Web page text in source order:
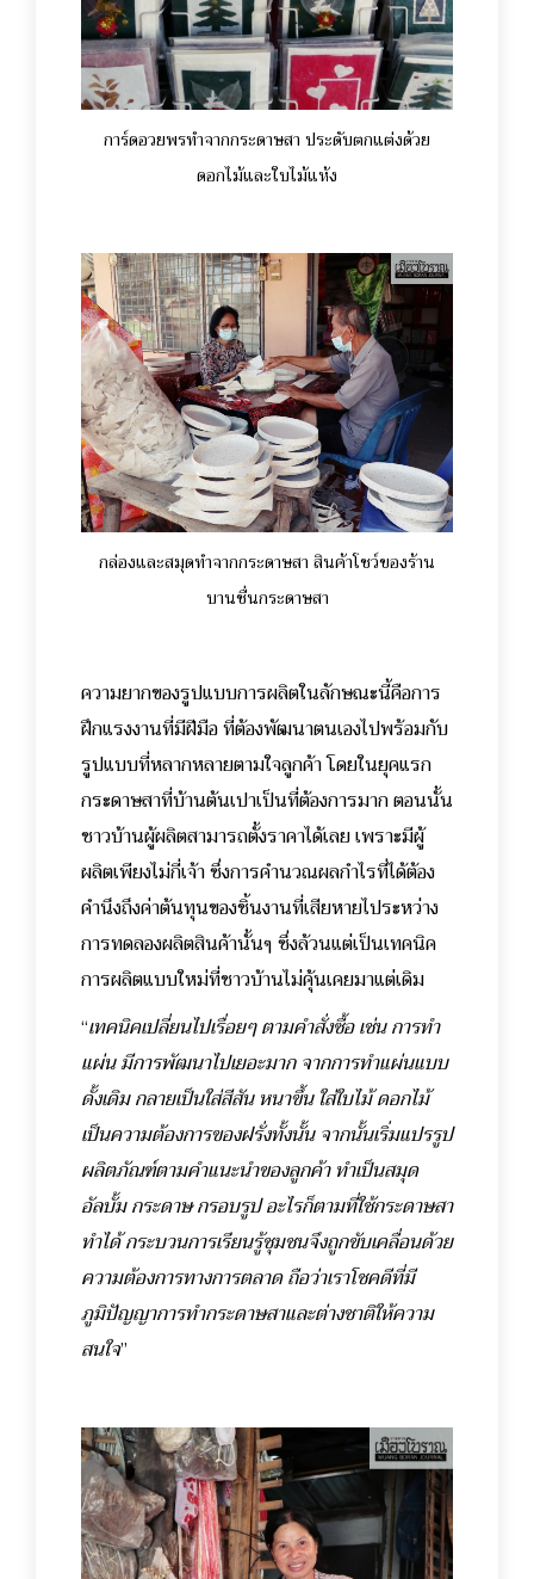
การ์ดอวยพรทำจากกระดาษสา ประดับตกแต่งด้วย
ดอกไม้และใบไม้แห้ง
กล่องและสมุดทำจากกระดาษสา สินค้าโชว์ของร้าน
บานชื่นกระดาษสา
ความยากของรูปแบบการผลิตในลักษณะนี้คือการ
ฝึกแรงงานที่มีฝีมือ ที่ต้องพัฒนาตนเองไปพร้อมกับ
รูปแบบที่หลากหลายตามใจลูกค้า โดยในยุคแรก
กระดาษสาที่บ้านต้นเปาเป็นที่ต้องการมาก ตอนนั้น
ชาวบ้านผู้ผลิตสามารถตั้งราคาได้เลย เพราะมีผู้
ผลิตเพียงไม่กี่เจ้า ซึ่งการคำนวณผลกำไรที่ได้ต้อง
คำนึงถึงค่าต้นทุนของชิ้นงานที่เสียหายไประหว่าง
การทดลองผลิตสินค้านั้นๆ ซึ่งล้วนแต่เป็นเทคนิค
การผลิตแบบใหม่ที่ชาวบ้านไม่คุ้นเคยมาแต่เดิม
“เทคนิคเปลี่ยนไปเรื่อยๆ ตามคำสั่งซื้อ เช่น การทำ
แผ่น มีการพัฒนาไปเยอะมาก จากการทำแผ่นแบบ
ดั้งเดิม กลายเป็นใส่สีสัน หนาขึ้น ใส่ใบไม้ ดอกไม้
เป็นความต้องการของฝรั่งทั้งนั้น จากนั้นเริ่มแปรรูป
ผลิตภัณฑ์ตามคำแนะนำของลูกค้า ทำเป็นสมุด
อัลบั้ม กระดาษ กรอบรูป อะไรก็ตามที่ใช้กระดาษสา
ทำได้ กระบวนการเรียนรู้ชุมชนจึงถูกขับเคลื่อนด้วย
ความต้องการทางการตลาด ถือว่าเราโชคดีที่มี
ภูมิปัญญาการทำกระดาษสาและต่างชาติให้ความ
สนใจ”